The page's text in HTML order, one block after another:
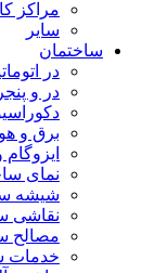
مراکز
سایر
ساختمان
در
در و
برق و
نمای
شیشه
نقاشی
مصالح
خدمات